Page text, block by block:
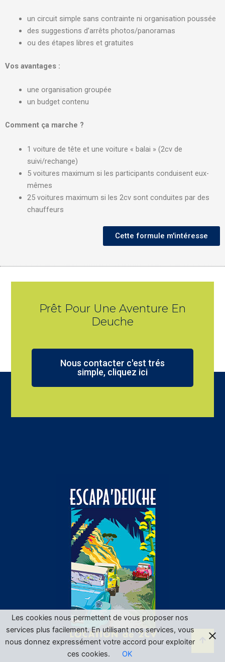
un circuit simple sans contrainte ni organisation poussée
des suggestions d’arrêts photos/panoramas
ou des étapes libres et gratuites
Vos avantages :
une organisation groupée
un budget contenu
Comment ça marche ?
1 voiture de tête et une voiture « balai » (2cv de
suivi/rechange)
5 voitures maximum si les participants conduisent eux-
mêmes
25 voitures maximum si les 2cv sont conduites par des
chauffeurs
Cette formule m'intéresse
Prêt Pour Une Aventure En
Deuche
Nous contacter c'est trés
simple, cliquez ici
Les cookies nous permettent de vous proposer nos
services plus facilement. En utilisant nos services, vous
nous donnez expressément votre accord pour exploiter
ces cookies.
OK